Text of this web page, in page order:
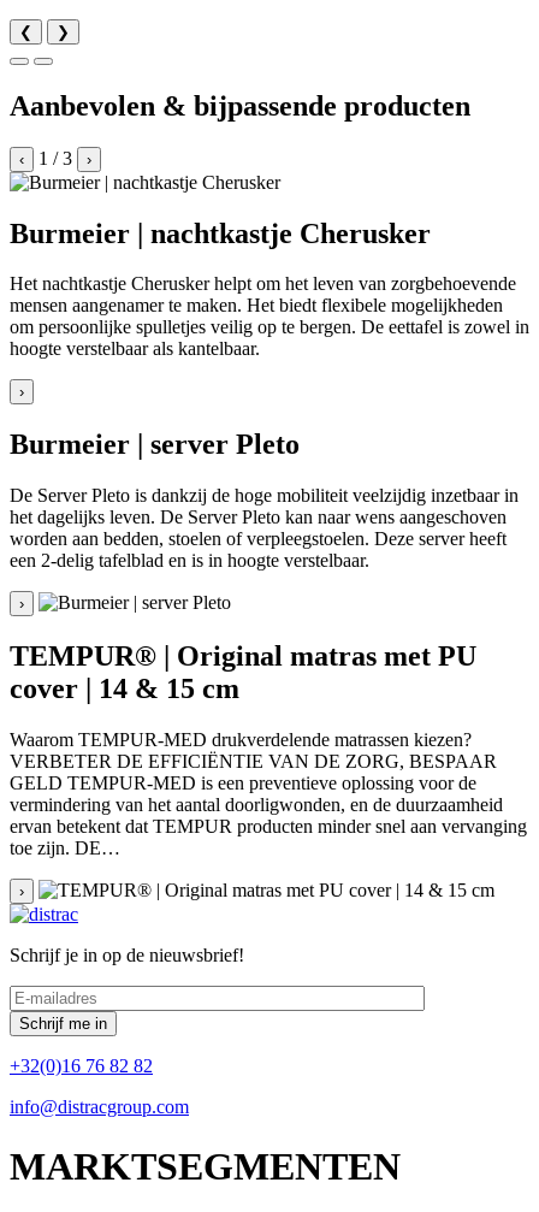
❮ ❯
Aanbevolen & bijpassende producten
‹ 1 /3 ›
Burmeier | nachtkastje Cherusker
Het nachtkastje Cherusker helpt om het leven van zorgbehoevende
mensen aangenamer te maken. Het biedt flexibele mogelijkheden
om persoonlijke spulletjes veilig op te bergen. De eettafel is zowel in
hoogte verstelbaar als kantelbaar.
›
Burmeier | server Pleto
De Server Pleto is dankzij de hoge mobiliteit veelzijdig inzetbaar in
het dagelijks leven. De Server Pleto kan naar wens aangeschoven
worden aan bedden, stoelen of verpleegstoelen. Deze server heeft
een 2-delig tafelblad en is in hoogte verstelbaar.
›
TEMPUR® | Original matras met PU
cover | 14 & 15 cm
Waarom TEMPUR-MED drukverdelende matrassen kiezen?
VERBETER DE EFFICIËNTIE VAN DE ZORG, BESPAAR
GELD TEMPUR-MED is een preventieve oplossing voor de
vermindering van het aantal doorligwonden, en de duurzaamheid
ervan betekent dat TEMPUR producten minder snel aan vervanging
toe zijn. DE…
›
Schrijf je in op de nieuwsbrief!
+32(0)16 76 82 82
info@distracgroup.com
MARKTSEGMENTEN